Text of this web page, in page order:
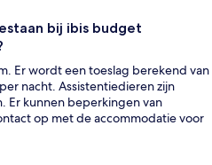
bij ibis budget
Er wordt een toeslag berekend van
nacht. Assistentiedieren zijn
Er kunnen beperkingen van
op met de accommodatie voor